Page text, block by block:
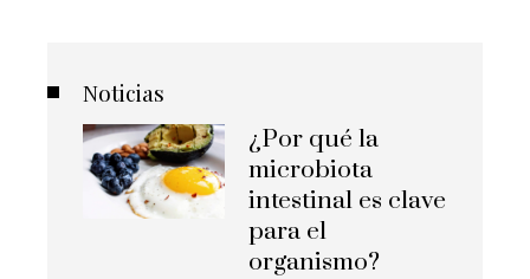
Noticias
¿Por qué la
microbiota
intestinal es clave
para el
organismo?